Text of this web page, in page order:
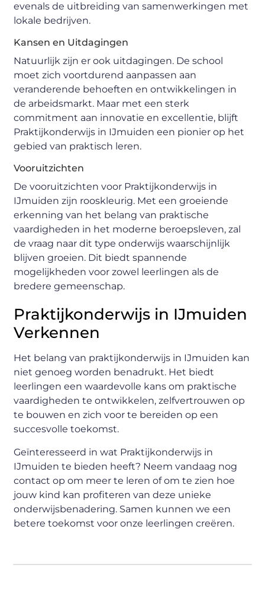
evenals de uitbreiding van samenwerkingen met
lokale bedrijven.
Kansen en Uitdagingen
Natuurlijk zijn er ook uitdagingen. De school
moet zich voortdurend aanpassen aan
veranderende behoeften en ontwikkelingen in
de arbeidsmarkt. Maar met een sterk
commitment aan innovatie en excellentie, blijft
Praktijkonderwijs in IJmuiden een pionier op het
gebied van praktisch leren.
Vooruitzichten
De vooruitzichten voor Praktijkonderwijs in
IJmuiden zijn rooskleurig. Met een groeiende
erkenning van het belang van praktische
vaardigheden in het moderne beroepsleven, zal
de vraag naar dit type onderwijs waarschijnlijk
blijven groeien. Dit biedt spannende
mogelijkheden voor zowel leerlingen als de
bredere gemeenschap.
Praktijkonderwijs in IJmuiden
Verkennen
Het belang van praktijkonderwijs in IJmuiden kan
niet genoeg worden benadrukt. Het biedt
leerlingen een waardevolle kans om praktische
vaardigheden te ontwikkelen, zelfvertrouwen op
te bouwen en zich voor te bereiden op een
succesvolle toekomst.
Geïnteresseerd in wat Praktijkonderwijs in
IJmuiden te bieden heeft? Neem vandaag nog
contact op om meer te leren of om te zien hoe
jouw kind kan profiteren van deze unieke
onderwijsbenadering. Samen kunnen we een
betere toekomst voor onze leerlingen creëren.